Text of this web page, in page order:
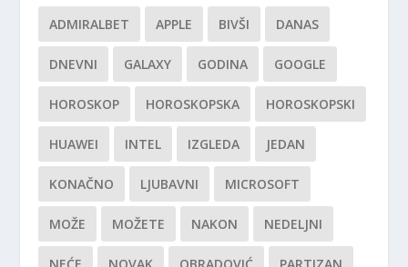
ADMIRALBET APPLE BIVŠI DANAS
DNEVNI GALAXY GODINA GOOGLE
HOROSKOP HOROSKOPSKA HOROSKOPSKI
HUAWEI INTEL IZGLEDA JEDAN
KONAČNO LJUBAVNI MICROSOFT
MOŽE MOŽETE NAKON NEDELJNI